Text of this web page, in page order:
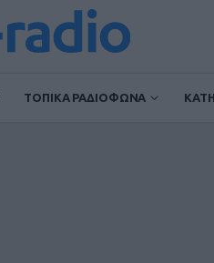
ΤΟΠΙΚΑ ΡΑΔΙΟΦΩΝΑ